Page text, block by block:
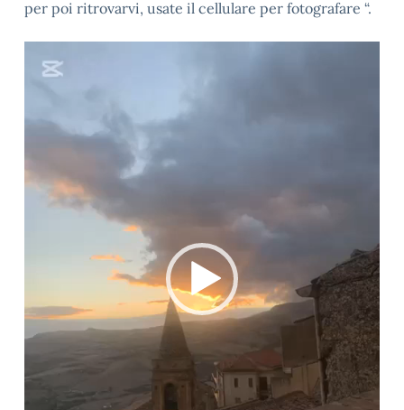
per poi ritrovarvi, usate il cellulare per fotografare “.
Player